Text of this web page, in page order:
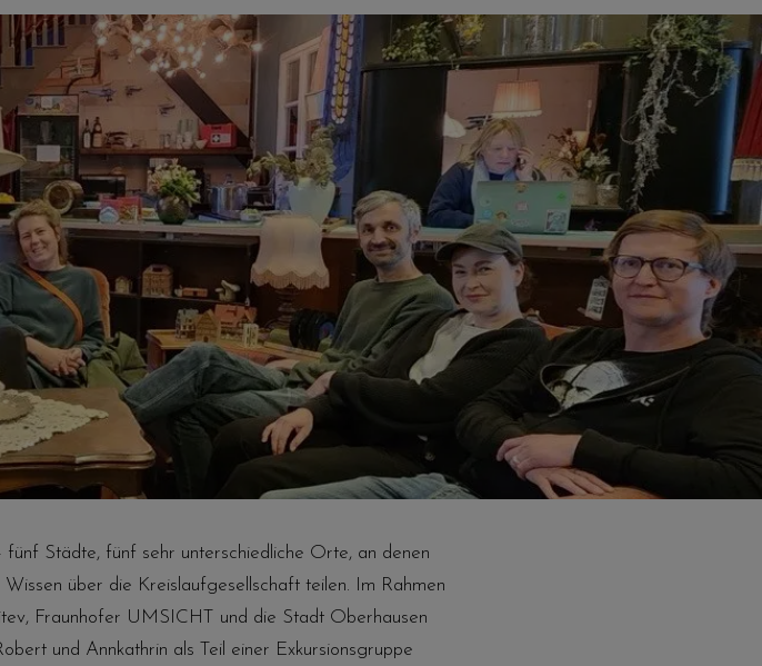
fünf Städte, fünf sehr unterschiedliche Orte, an denen
über die Kreislaufgesellschaft teilen. Im Rahmen
Fraunhofer UMSICHT und die Stadt Oberhausen
und Annkathrin als Teil einer Exkursionsgruppe